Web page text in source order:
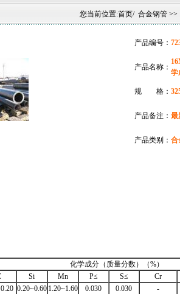
您当前位置:首页/ 合金钢管 >>
产品编号：
产品名称：
学
规 格：
产品备注： 最
产品类别： 合
化学成分（质量分数）（%）
Si Mn P≤ S≤
Cr
0.20~0.60 1.20~1.60 0.030 0.030 -